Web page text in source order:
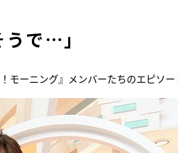
で…」
ーニング』メンバーたちのエピソー